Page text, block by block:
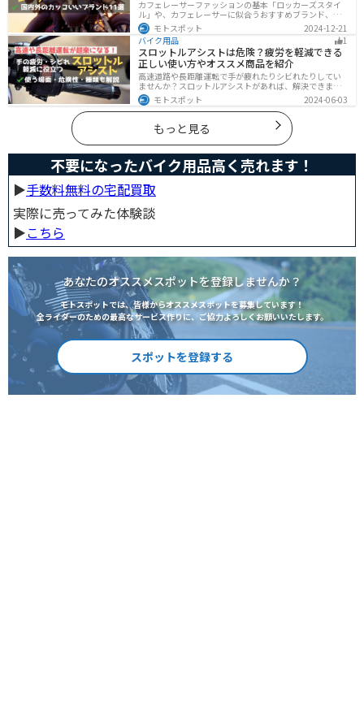
カフェレーサーファッションの基本「ロッカーズスタイ
ル」や、カフェレーサーに似合うおすすめブランド、定
番アイテムを詳しく紹介。個性を引き立てるコーデのコ
ツや季節に合ったアイテム選び、愛車とのマッチング方
法も解説します。
モトスポット
2024-12-21
バイク用品
1
スロットルアシストは危険？疲労を軽減できる
正しい使い方やオススメ商品を紹介
高速道路や長距離運転で手が疲れたりシビれたりしてい
ませんか？スロットルアシストがあれば、解決できま
す。この記事ではスロットルアシストを安全に使う場
面、危険性、種類、オススメの商品について解説しま
す。長距離運転をもっと楽にしたいと思っている人は参
考にしてください。
モトスポット 2024-06-03
もっと見る
不要になったバイク用品高く売れます！
▶︎手数料無料の宅配買取
実際に売ってみた体験談
▶︎こちら
あなたのオススメスポットを登録しませんか？
モトスポットでは、皆様からオススメスポットを募集しています！
全ライダーのための最高なサービス作りに、ご協力よろしくお願いいたします。
スポットを登録する